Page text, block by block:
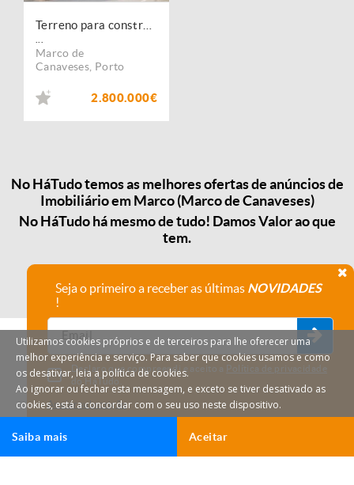
Marco de
Canaveses Porto
2.800.000€
No HáTudo temos as melhores ofertas de anúncios de
Imobiliário em Marco (Marco de Canaveses)
No HáTudo há mesmo de tudo! Damos Valor ao que
tem.
Seja o primeiro a receber as últimas NOVIDADES
!
Declaro que compreendi e aceito a Política de privacidade
do HáTudo.
Anular subscrição
Utilizamos cookies próprios e de terceiros para lhe oferecer uma
melhor experiência e serviço. Para saber que cookies usamos e como
os desativar, leia a política de cookies.
Ao ignorar ou fechar esta mensagem, e exceto se tiver desativado as
cookies, está a concordar com o seu uso neste dispositivo.
Aceitar
Saiba mais